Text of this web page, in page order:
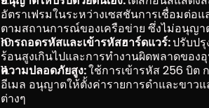
อัตราเฟรมในระหว่างเซสชันการเชื่อมต่
ตามสถานการณ์ของเครือข่าย ซึ่งไม่อนุญ
การถอดรหัสและเข้ารหัสฮาร์ดแวร์: ปรับป
ร้อนสูงเกินไปและการทำงานผิดพลาดของ
ความปลอดภัยสูง: ใช้การเข้ารหัส 256 บิต
อีเมล อนุญาตให้ตั้งค่ารายการดำและขาว
ต่างๆ